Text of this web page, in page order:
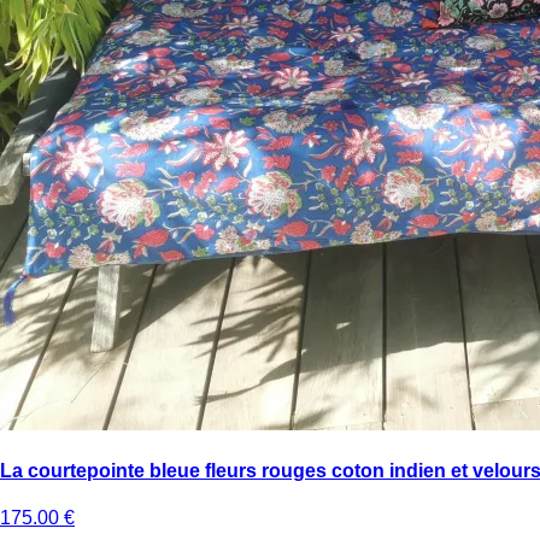
La courtepointe bleue fleurs rouges coton indien et
175.00 €